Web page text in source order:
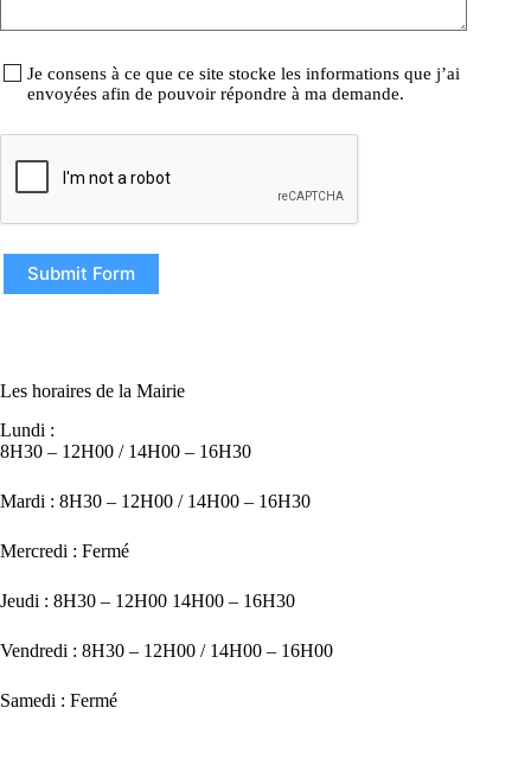
Je consens à ce que ce site stocke les informations que j’ai
envoyées afin de pouvoir répondre à ma demande.
Submit Form
Les horaires de la Mairie
Lundi :
8H30 – 12H00 / 14H00 – 16H30
Mardi : 8H30 – 12H00 / 14H00 – 16H30
Mercredi : Fermé
Jeudi : 8H30 – 12H00 14H00 – 16H30
Vendredi : 8H30 – 12H00 / 14H00 – 16H00
Samedi : Fermé